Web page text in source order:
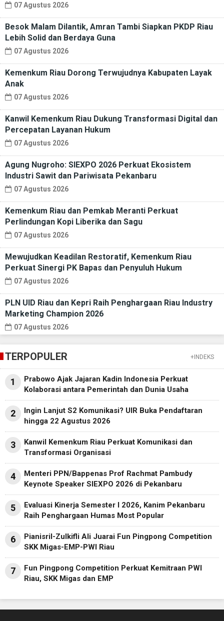
07 Agustus 2026
Besok Malam Dilantik, Amran Tambi Siapkan PKDP Riau
Lebih Solid dan Berdaya Guna
07 Agustus 2026
Kemenkum Riau Dorong Terwujudnya Kabupaten Layak
Anak
07 Agustus 2026
Kanwil Kemenkum Riau Dukung Transformasi Digital dan
Percepatan Layanan Hukum
07 Agustus 2026
Agung Nugroho: SIEXPO 2026 Perkuat Ekosistem
Industri Sawit dan Pariwisata Pekanbaru
07 Agustus 2026
Kemenkum Riau dan Pemkab Meranti Perkuat
Perlindungan Kopi Liberika dan Sagu
07 Agustus 2026
Mewujudkan Keadilan Restoratif, Kemenkum Riau
Perkuat Sinergi PK Bapas dan Penyuluh Hukum
07 Agustus 2026
PLN UID Riau dan Kepri Raih Penghargaan Riau Industry
Marketing Champion 2026
07 Agustus 2026
TERPOPULER +INDEKS
1
Prabowo Ajak Jajaran Kadin Indonesia Perkuat
Kolaborasi antara Pemerintah dan Dunia Usaha
2
Ingin Lanjut S2 Komunikasi? UIR Buka Pendaftaran
hingga 22 Agustus 2026
3
Kanwil Kemenkum Riau Perkuat Komunikasi dan
Transformasi Organisasi
4
Menteri PPN/Bappenas Prof Rachmat Pambudy
Keynote Speaker SIEXPO 2026 di Pekanbaru
5
Evaluasi Kinerja Semester I 2026, Kanim Pekanbaru
Raih Penghargaan Humas Most Popular
6
Pianisril-Zulkifli Ali Juarai Fun Pingpong Competition
SKK Migas-EMP-PWI Riau
7
Fun Pingpong Competition Perkuat Kemitraan PWI
Riau, SKK Migas dan EMP